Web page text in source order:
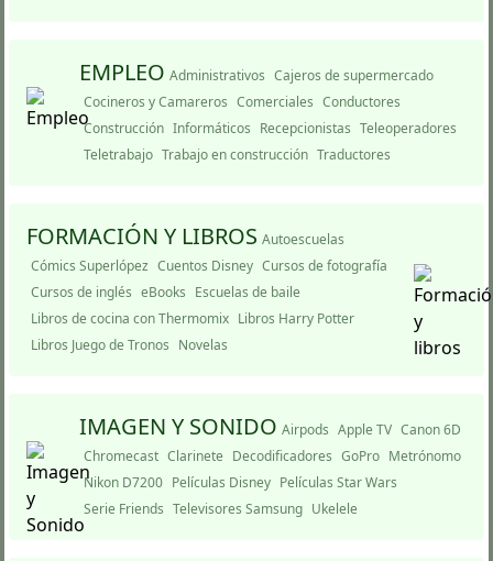
EMPLEO Administrativos Cajeros de supermercado
Cocineros y Camareros Comerciales Conductores
Construcción Informáticos Recepcionistas Teleoperadores
Teletrabajo Trabajo en construcción Traductores
FORMACIÓN Y LIBROS Autoescuelas
Cómics Superlópez Cuentos Disney Cursos de fotografí­a
Cursos de inglés eBooks Escuelas de baile
Libros de cocina con Thermomix Libros Harry Potter
Libros Juego de Tronos Novelas
IMAGEN Y SONIDO Airpods Apple TV Canon 6D
Chromecast Clarinete Decodificadores GoPro Metrónomo
Nikon D7200 Pelí­culas Disney Pelí­culas Star Wars
Serie Friends Televisores Samsung Ukelele